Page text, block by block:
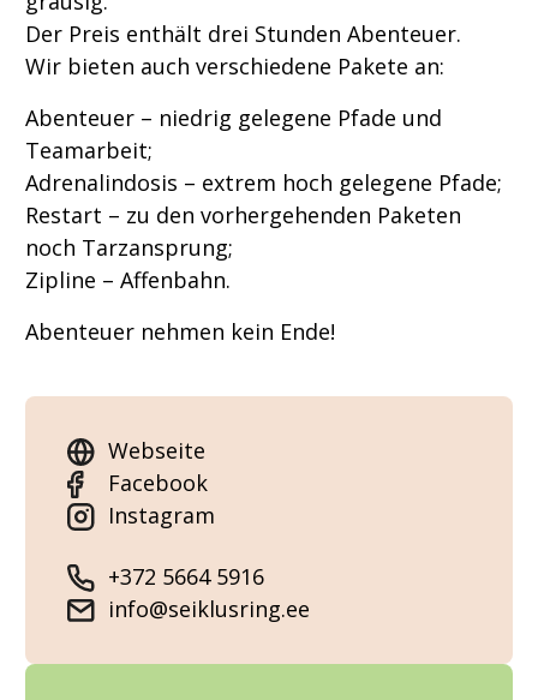
Der Preis enthält drei Stunden Abenteuer.
Wir bieten auch verschiedene Pakete an:
Abenteuer – niedrig gelegene Pfade und
Teamarbeit;
Adrenalindosis – extrem hoch gelegene Pfade;
Restart – zu den vorhergehenden Paketen
noch Tarzansprung;
Zipline – Affenbahn.
Abenteuer nehmen kein Ende!
Webseite
Facebook
Instagram
+372 5664 5916
info@seiklusring.ee